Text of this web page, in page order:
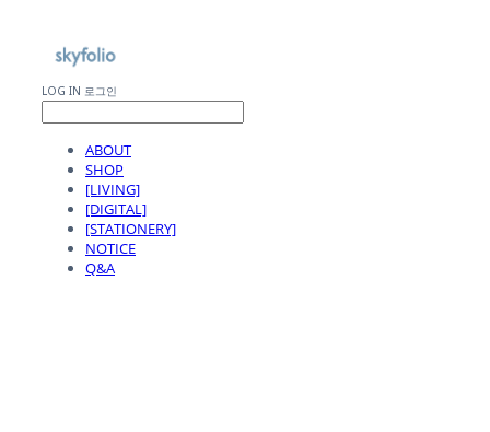
LOG IN 로그인
ABOUT
SHOP
[LIVING]
[DIGITAL]
[STATIONERY]
NOTICE
Q&A